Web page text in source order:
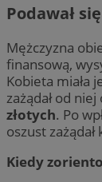
Podawał
Mężczyzna
finansową,
Kobieta miała
zażądał od niej
złotych. Po
oszust
Kiedy